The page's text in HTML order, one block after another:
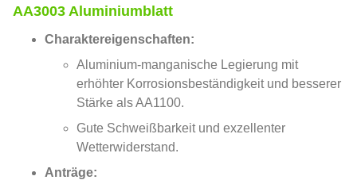
AA3003 Aluminiumblatt
Charaktereigenschaften:
Aluminium-manganische Legierung mit
erhöhter Korrosionsbeständigkeit und besserer
Stärke als AA1100.
Gute Schweißbarkeit und exzellenter
Wetterwiderstand.
Anträge: